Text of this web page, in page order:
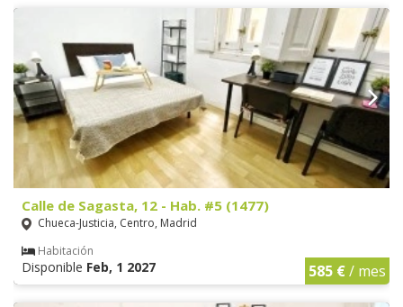
Calle de Sagasta, 12 - Hab. #5 (1477)
Chueca-Justicia, Centro, Madrid
Habitación
Disponible Feb, 1 2027 585 €/ mes